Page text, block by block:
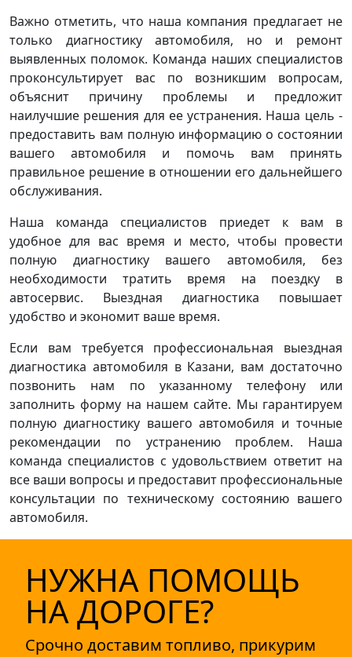
Важно отметить, что наша компания предлагает не
только диагностику автомобиля, но и ремонт
выявленных поломок. Команда наших специалистов
проконсультирует вас по возникшим вопросам,
объяснит причину проблемы и предложит
наилучшие решения для ее устранения. Наша цель -
предоставить вам полную информацию о состоянии
вашего автомобиля и помочь вам принять
правильное решение в отношении его дальнейшего
обслуживания.
Наша команда специалистов приедет к вам в
удобное для вас время и место, чтобы провести
полную диагностику вашего автомобиля, без
необходимости тратить время на поездку в
автосервис. Выездная диагностика повышает
удобство и экономит ваше время.
Если вам требуется профессиональная выездная
диагностика автомобиля в Казани, вам достаточно
позвонить нам по указанному телефону или
заполнить форму на нашем сайте. Мы гарантируем
полную диагностику вашего автомобиля и точные
рекомендации по устранению проблем. Наша
команда специалистов с удовольствием ответит на
все ваши вопросы и предоставит профессиональные
консультации по техническому состоянию вашего
автомобиля.
НУЖНА ПОМОЩЬ
НА ДОРОГЕ?
Срочно доставим топливо, прикурим